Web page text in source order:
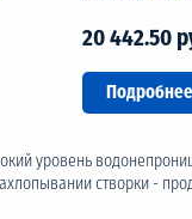
20 442.50
Подробнее
уровень
створки -